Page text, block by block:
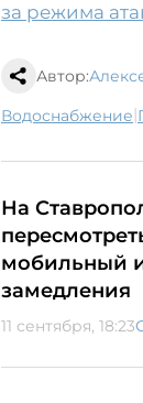
за режима
Автор:
водоснабжение|
На
мобильный
замедления
11 сентября, 18:23